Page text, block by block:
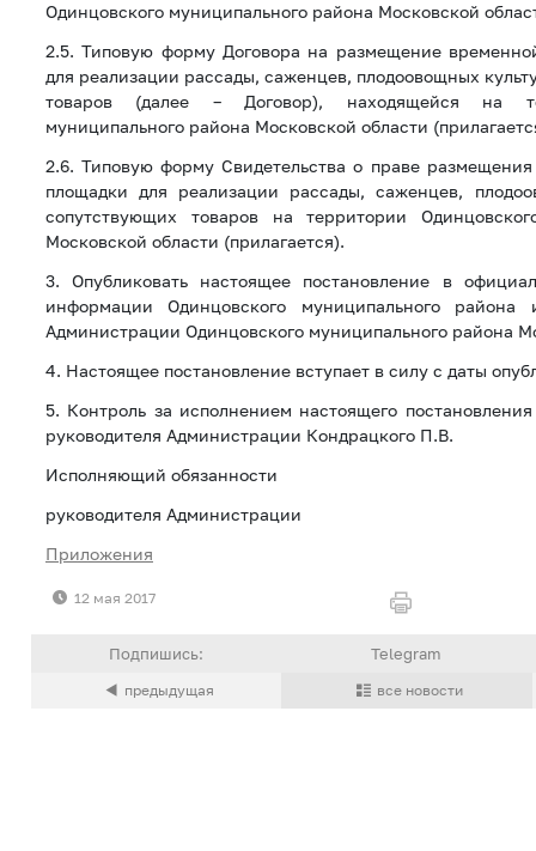
Одинцовского муниципального района Московской
2.5. Типовую форму Договора на размещение
для реализации рассады, саженцев, плодоовощных
товаров (далее – Договор), находящейся на
муниципального района Московской области
2.6. Типовую форму Свидетельства о праве
площадки для реализации рассады, саженцев,
сопутствующих товаров на территории
Московской области (прилагается).
3. Опубликовать настоящее постановление в
информации Одинцовского муниципального
Администрации Одинцовского муниципального района
4. Настоящее постановление вступает в силу с даты
5. Контроль за исполнением настоящего
руководителя Администрации Кондрацкого П.В.
Исполняющий обязанности
руководителя Администрации
Приложения
12 мая 2017